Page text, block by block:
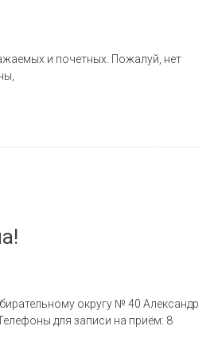
и почетных. Пожалуй, нет
округу № 40 Александр
для записи на приём: 8